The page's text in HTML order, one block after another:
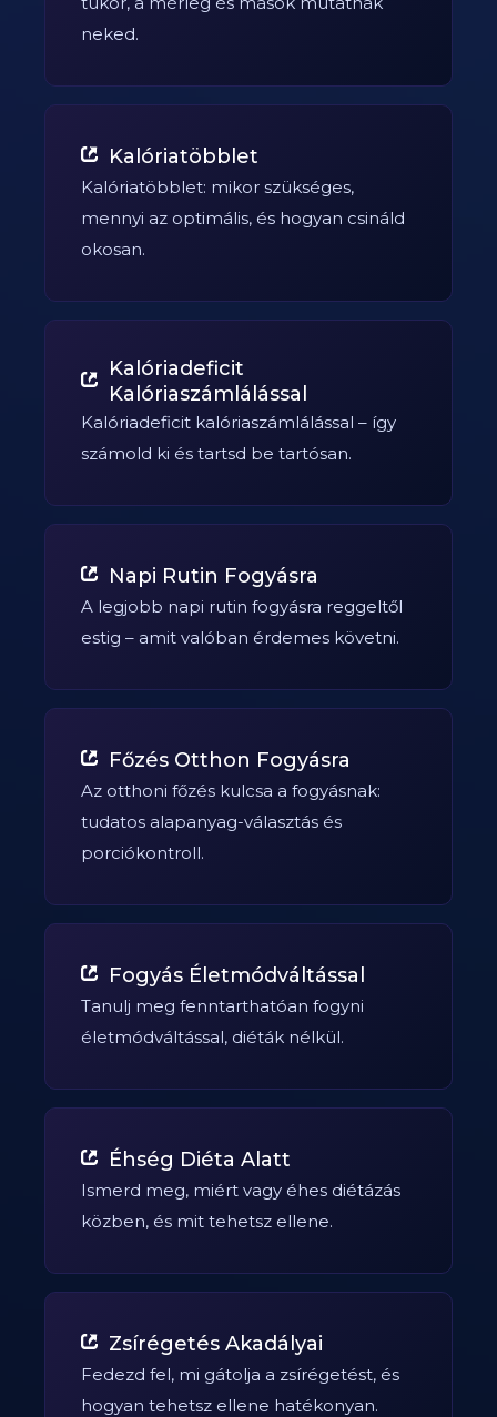
neked.
Kalóriatöbblet
Kalóriatöbblet: mikor szükséges,
mennyi az optimális, és hogyan csináld
okosan.
Kalóriadeficit
Kalóriaszámlálással
Kalóriadeficit kalóriaszámlálással – így
számold ki és tartsd be tartósan.
Napi Rutin Fogyásra
A legjobb napi rutin fogyásra reggeltől
estig – amit valóban érdemes követni.
Főzés Otthon Fogyásra
Az otthoni főzés kulcsa a fogyásnak:
tudatos alapanyag-választás és
porciókontroll.
Fogyás Életmódváltással
Tanulj meg fenntarthatóan fogyni
életmódváltással, diéták nélkül.
Éhség Diéta Alatt
Ismerd meg, miért vagy éhes diétázás
közben, és mit tehetsz ellene.
Zsírégetés Akadályai
Fedezd fel, mi gátolja a zsírégetést, és
hogyan tehetsz ellene hatékonyan.